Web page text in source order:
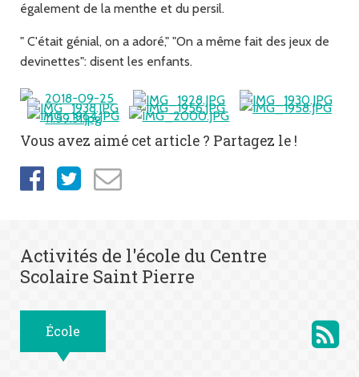
également de la menthe et du persil.
" C'était génial, on a adoré," "On a même fait des jeux de
devinettes": disent les enfants.
Vous avez aimé cet article ? Partagez le !
Activités de l'école du Centre
Scolaire Saint Pierre
École